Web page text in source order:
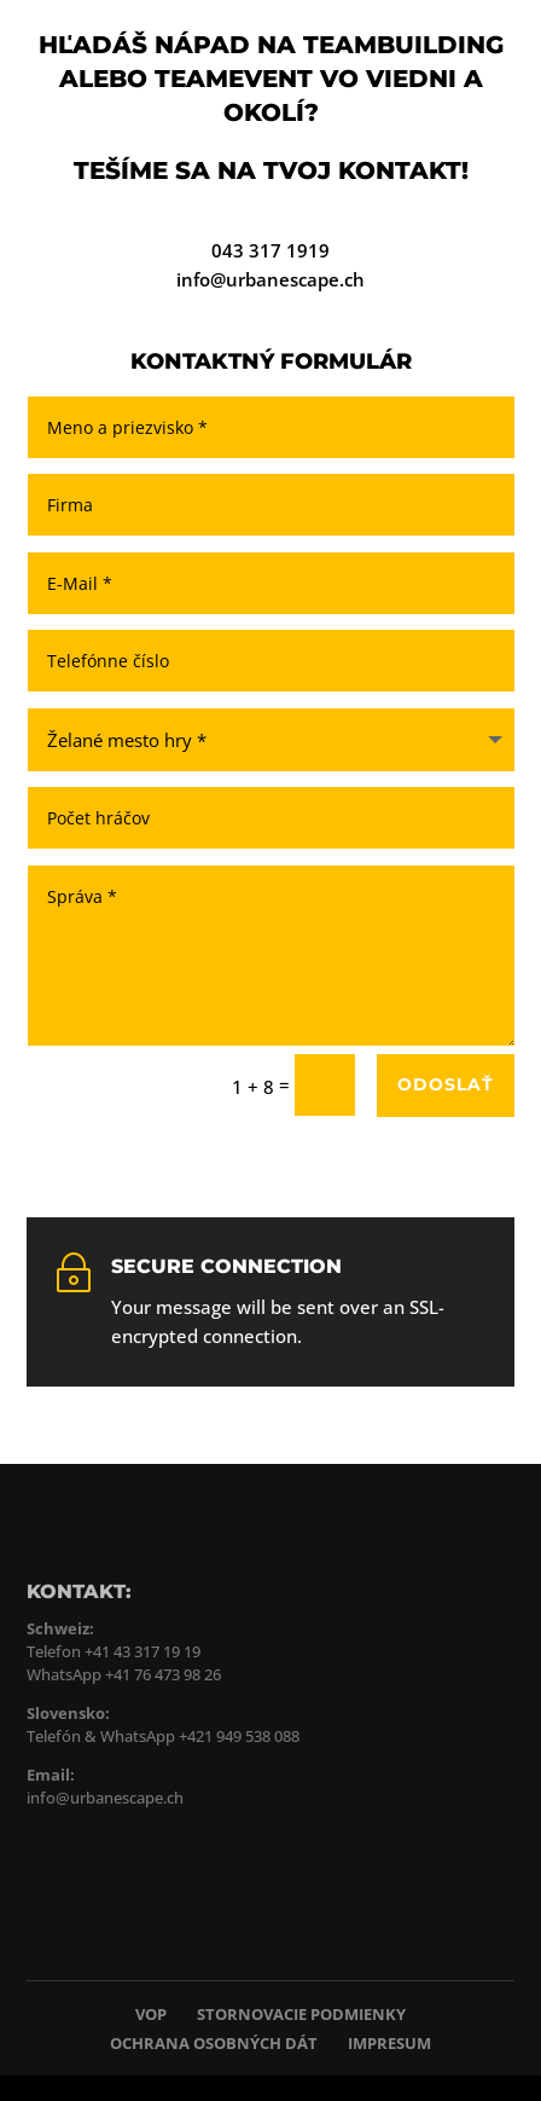
HĽADÁŠ NÁPAD NA TEAMBUILDING
ALEBO TEAMEVENT VO VIEDNI A
OKOLÍ?
TEŠÍME SA NA TVOJ KONTAKT!
043 317 1919
info@urbanescape.ch
KONTAKTNÝ FORMULÁR
1 + 8 = ODOSLAŤ
~ SECURE CONNECTION
Your message will be sent over an SSL-
encrypted connection.
KONTAKT:
Schweiz:
Telefon +41 43 317 19 19
WhatsApp +41 76 473 98 26
Slovensko:
Telefón & WhatsApp +421 949 538 088
Email:
info@urbanescape.ch
VOP
STORNOVACIE PODMIENKY
OCHRANA OSOBNÝCH DÁT
IMPRESUM